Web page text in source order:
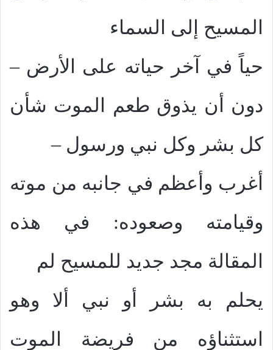
المسيح إلى السماء
حياً في آخر حياته على الأرض –
دون أن يذوق طعم الموت شأن
كل بشر وكل نبي ورسول –
أغرب وأعظم في جانبه من موته
وقيامته وصعوده: في هذه
المقالة مجد جديد للمسيح لم
يحلم به بشر أو نبي ألا وهو
استثناؤه من فريضة الموت